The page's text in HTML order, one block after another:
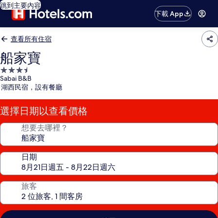
跳到主要內容
下載 App
查看所有住宿
船家寶
3.5
星
級
住
宿
Sabai B&B
湖西民宿，設有餐廳
選擇日期以查看價格
想要去哪裡？
日期
旅客